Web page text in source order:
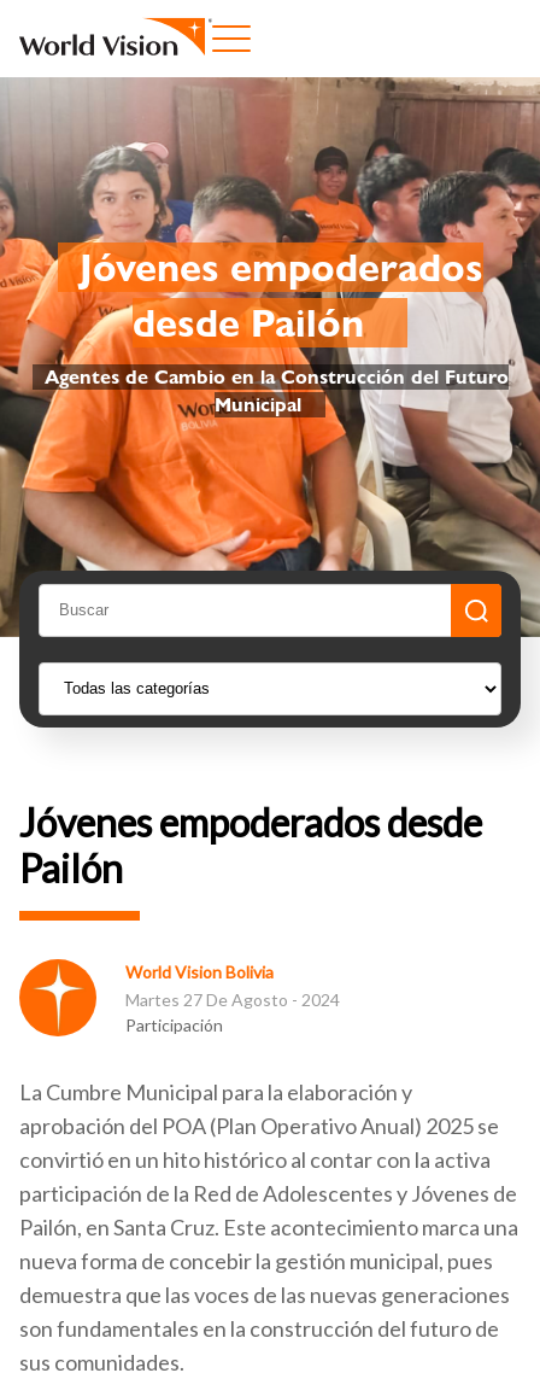
Jóvenes empoderados
desde Pailón
Agentes de Cambio en la Construcción del Futuro
Municipal
Jóvenes empoderados desde
Pailón
World Vision Bolivia
Martes 27 De Agosto - 2024
Participación
La Cumbre Municipal para la elaboración y
aprobación del POA (Plan Operativo Anual) 2025 se
convirtió en un hito histórico al contar con la activa
participación de la Red de Adolescentes y Jóvenes de
Pailón, en Santa Cruz. Este acontecimiento marca una
nueva forma de concebir la gestión municipal, pues
demuestra que las voces de las nuevas generaciones
son fundamentales en la construcción del futuro de
sus comunidades.